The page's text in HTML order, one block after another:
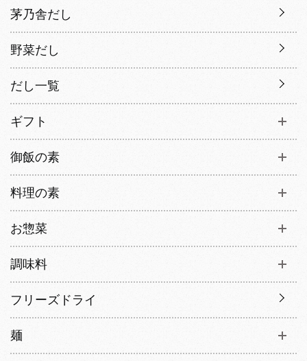
茅乃舎だし
野菜だし
だし一覧
ギフト
御飯の素
料理の素
お惣菜
調味料
フリーズドライ
麺